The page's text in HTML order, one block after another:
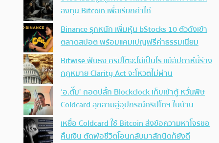
ลงทุน Bitcoin เพื่อเรียกค่าไถ่
Binance รุกหนัก เพิ่มหุ้น bStocks 10 ตัวดังเข้า
ตลาดสปอต พร้อมแคมเปญฟรีค่าธรรมเนียม
Bitwise ฟันธง คริปโตจะไม่เป็นไร แม้สัปดาห์นี้ร่าง
กฎหมาย Clarity Act จะโหวตไม่ผ่าน
‘อ.ตั๊ม’ ถอดปลั้ก Blockclock เก็บเข้าตู้ หวั่นพิษ
Coldcard ลุกลามสู่อุปกรณ์คริปโทฯ ในบ้าน
เหยื่อ Coldcard ใช้ Bitcoin ส่งข้อความหาโจรขอ
คืนเงิน ตัดพ้อชีวิตโอนกลับมาสักนิดก็ยังดี